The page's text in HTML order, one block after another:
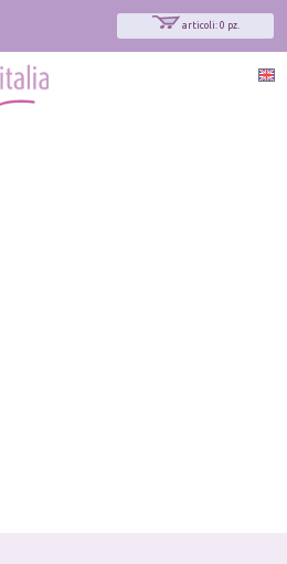
articoli: 0 pz.